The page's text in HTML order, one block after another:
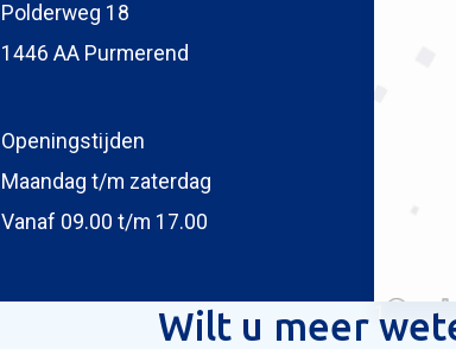
Selecteer uw foto
Polderweg 18
1446 AA Purmerend
Openingstijden
Maandag t/m zaterdag
Vanaf 09.00 t/m 17.00
1
Wilt u meer